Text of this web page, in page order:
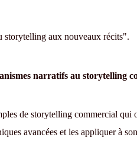
aux nouveaux récits".
narratifs au storytelling
de storytelling commercial qui
avancées et les appliquer à